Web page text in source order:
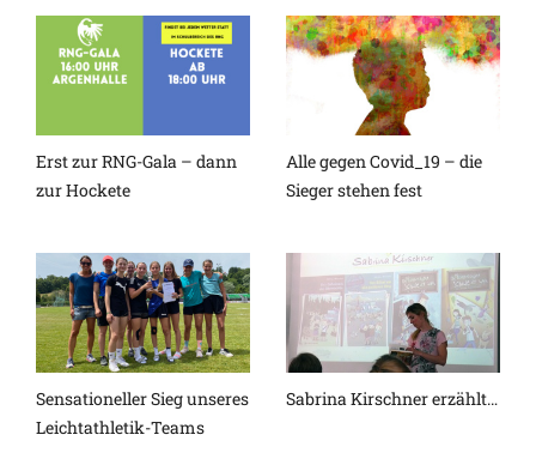
Erst zur RNG-Gala – dann
zur Hockete
Alle gegen Covid_19 – die
Sieger stehen fest
Sensationeller Sieg unseres
Leichtathletik-Teams
Sabrina Kirschner erzählt…